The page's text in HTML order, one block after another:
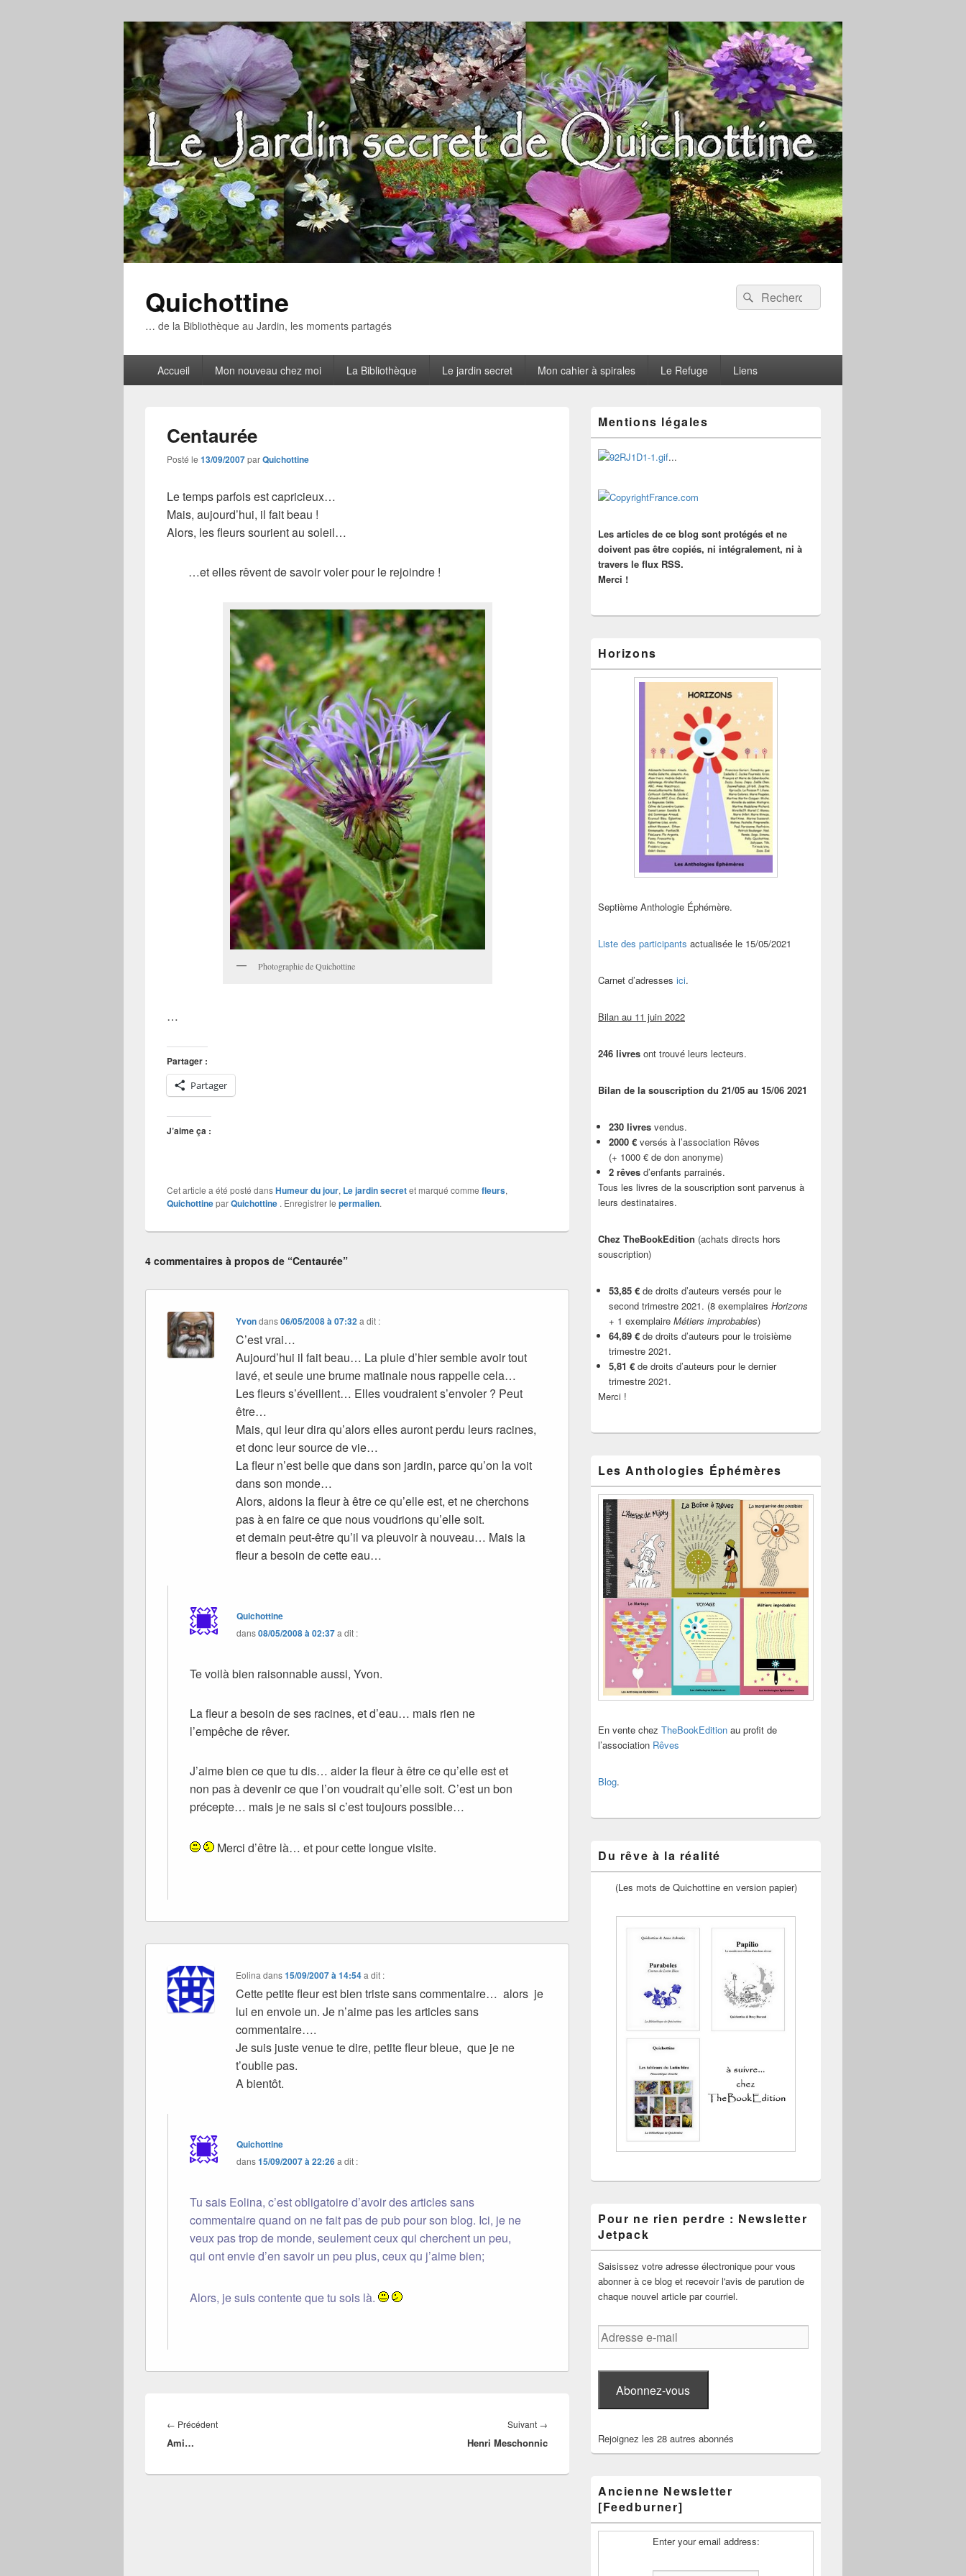
Quichottine
… de la Bibliothèque au Jardin, les moments partagés
Recherche :
Rechercher
principalAccueil Mon nouveau chez moi La Bibliothèque Le jardin secret Mon cahier à spirales Le Refuge Liens
Centaurée
Posté le 13/09/2007parQuichottine
Le temps parfois est capricieux…
Mais, aujourd’hui, il fait beau !
Alors, les fleurs sourient au soleil…
…et elles rêvent de savoir voler pour le rejoindre !
Photographie de Quichottine
…
Partager :
Partager
J’aime ça :
Cet article a été posté dansHumeur du jour, Le jardin secretet marqué comme fleurs,
QuichottineparQuichottine . Enregistrer le permalien.
4 commentaires à propos de “Centaurée”
Yvondans06/05/2008 à 07:32a dit :
C’est vrai…
Aujourd’hui il fait beau… La pluie d’hier semble avoir tout
lavé, et seule une brume matinale nous rappelle cela…
Les fleurs s’éveillent… Elles voudraient s’envoler ? Peut
être…
Mais, qui leur dira qu’alors elles auront perdu leurs racines,
et donc leur source de vie…
La fleur n’est belle que dans son jardin, parce qu’on la voit
dans son monde…
Alors, aidons la fleur à être ce qu’elle est, et ne cherchons
pas à en faire ce que nous voudrions qu’elle soit.
et demain peut-être qu’il va pleuvoir à nouveau… Mais la
fleur a besoin de cette eau…
Quichottine
dans08/05/2008 à 02:37a dit :
Te voilà bien raisonnable aussi, Yvon.
La fleur a besoin de ses racines, et d’eau… mais rien ne
l’empêche de rêver.
J’aime bien ce que tu dis… aider la fleur à être ce qu’elle est et
non pas à devenir ce que l’on voudrait qu’elle soit. C’est un bon
précepte… mais je ne sais si c’est toujours possible…
Merci d’être là… et pour cette longue visite.
Eolina dans15/09/2007 à 14:54a dit :
Cette petite fleur est bien triste sans commentaire… alors je
lui en envoie un. Je n’aime pas les articles sans
commentaire….
Je suis juste venue te dire, petite fleur bleue, que je ne
t’oublie pas.
A bientôt.
Quichottine
dans15/09/2007 à 22:26a dit :
Tu sais Eolina, c’est obligatoire d’avoir des articles sans
commentaire quand on ne fait pas de pub pour son blog. Ici, je ne
veux pas trop de monde, seulement ceux qui cherchent un peu,
qui ont envie d’en savoir un peu plus, ceux qu j’aime bien;
Alors, je suis contente que tu sois là.
de
l’article
← PrécédentArticle
Ami…
Suivant →
suivant :
Henri Meschonnic
principale
de
widget
pour
barre
latérale
Mentions légales
...
Les articles de ce blog sont protégés et ne
doivent pas être copiés, ni intégralement, ni à
travers le flux RSS.
Merci !
Horizons
Septième Anthologie Éphémère.
Liste des participants actualisée le 15/05/2021
Carnet d’adresses ici.
Bilan au 11 juin 2022
246 livres ont trouvé leurs lecteurs.
Bilan de la souscription du 21/05 au 15/06 2021
230 livres vendus.
2000 € versés à l’association Rêves
(+ 1000 € de don anonyme)
2 rêves d’enfants parrainés.
Tous les livres de la souscription sont parvenus à
leurs destinataires.
Chez TheBookEdition (achats directs hors
souscription)
53,85 € de droits d’auteurs versés pour le
second trimestre 2021. (8 exemplaires Horizons
+ 1 exemplaire Métiers improbables)
64,89 € de droits d’auteurs pour le troisième
trimestre 2021.
5,81 € de droits d’auteurs pour le dernier
trimestre 2021.
Merci !
Les Anthologies Éphémères
En vente chez TheBookEdition au profit de
l’association Rêves
Blog.
Du rêve à la réalité
(Les mots de Quichottine en version papier)
Pour ne rien perdre : Newsletter
Jetpack
Saisissez votre adresse électronique pour vous
abonner à ce blog et recevoir l'avis de parution de
chaque nouvel article par courriel.
Adresse
e-
Abonnez-vous
Rejoignez les 28 autres abonnés
Ancienne Newsletter
[Feedburner]
Enter your email address: